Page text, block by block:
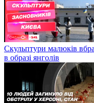
Скульптури малюків
в образі янголів